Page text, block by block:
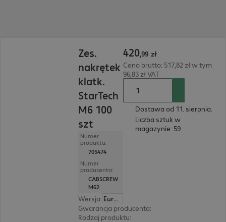
Zes.
nakrętek
klatk.
StarTech
M6 100
szt
Numer
produktu:
705474
Numer
producenta:
CABSCREW
M62
Wersja:
Europa
Gwarancja producenta:
Rodzaj produktu:
420,99 zł
Cena brutto: 517,82 zł w tym
96,83 zł VAT
Dostawa od 11. sierpnia.
Liczba sztuk w
magazynie: 59